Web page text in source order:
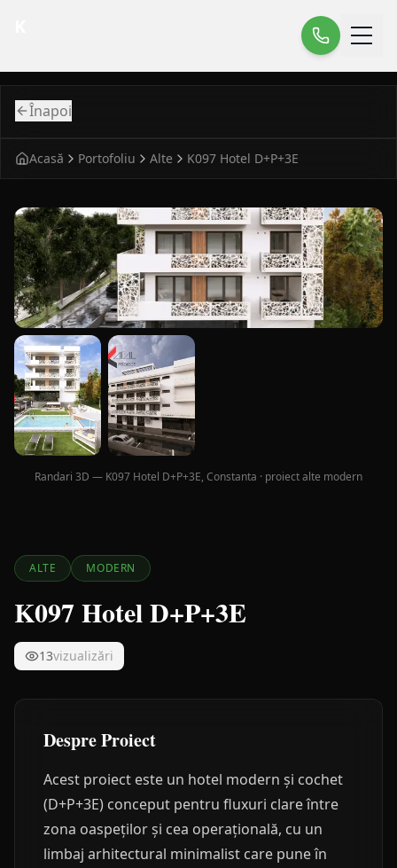
Înapoi
Acasă Portofoliu Alte K097 Hotel D+P+3E
fatada principala pentru alte modern K097 Hotel
vedere laterala pentru alte modern K097 Hotel D+P+3E
detaliu fatada pentru alte modern K097
Randari 3D — K097 Hotel D+P+3E, Constanta · proiect alte modern
ALTE MODERN
K097 Hotel D+P+3E
13vizualizări
Despre Proiect
Acest proiect este un hotel modern și cochet
(D+P+3E) conceput pentru fluxuri clare între
zona oaspeților și cea operațională, cu un
limbaj arhitectural minimalist care pune în